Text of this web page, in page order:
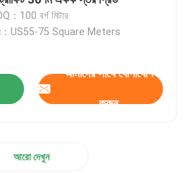
：100 বর্গ মিটার
：US55-75 Square Meters
আমাদের সাথে যোগাযোগ
করুন
আরো দেখুন